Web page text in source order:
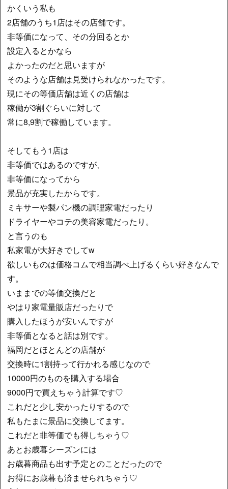
かくいう私も
2店舗のうち1店はその店舗です。
非等価になって、その分回るとか
設定入るとかなら
よかったのだと思いますが
そのような店舗は見受けられなかったです。
現にその等価店舗は近くの店舗は
稼働が3割ぐらいに対して
常に8,9割で稼働しています。
そしてもう1店は
非等価ではあるのですが、
非等価になってから
景品が充実したからです。
ミキサーや製パン機の調理家電だったり
ドライヤーやコテの美容家電だったり。
と言うのも
私家電が大好きでしてw
欲しいものは価格コムで相当調べ上げるくらい好きなんで
す。
いままでの等価交換だと
やはり家電量販店だったりで
購入したほうが安いんですが
非等価となると話は別です。
福岡だとほとんどの店舗が
交換時に1割持って行かれる感じなので
10000円のものを購入する場合
9000円で買えちゃう計算です♡
これだと少し安かったりするので
私もたまに景品に交換してます。
これだと非等価でも得しちゃう♡
あとお歳暮シーズンには
お歳暮商品も出す予定とのことだったので
お得にお歳暮も済ませられちゃう♡